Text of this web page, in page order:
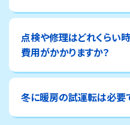
点検や修理はどれくらい
費用がかかりますか？
冬に暖房の試運転は必要